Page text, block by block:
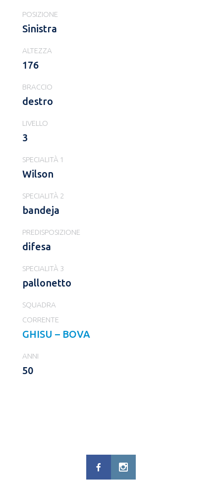
POSIZIONE
Sinistra
ALTEZZA
176
BRACCIO
destro
LIVELLO
3
SPECIALITÀ 1
Wilson
SPECIALITÀ 2
bandeja
PREDISPOSIZIONE
difesa
SPECIALITÀ 3
pallonetto
SQUADRA
CORRENTE
GHISU – BOVA
ANNI
50